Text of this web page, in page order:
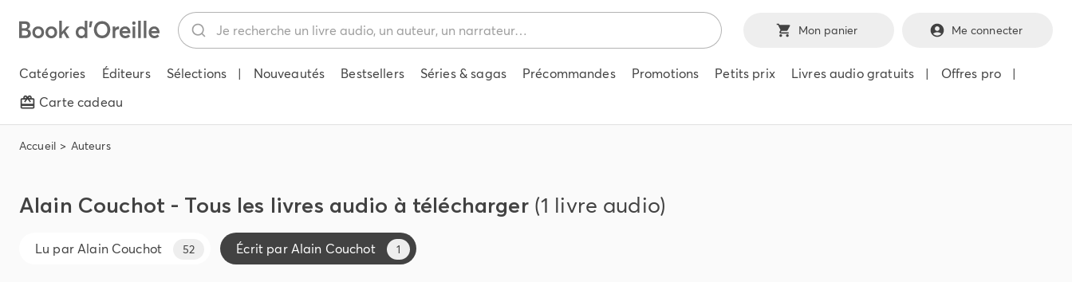
Mon panier Me connecter
Catégories Éditeurs Sélections | Nouveautés Bestsellers Séries & sagas Précommandes Promotions Petits prix Livres audio gratuits | Offres pro
|
Carte cadeau
Accueil Auteurs
Alain Couchot - Tous les livres audio à télécharger (1 livre audio)
Lu par Alain Couchot 52 Écrit par Alain Couchot 1